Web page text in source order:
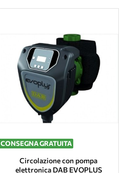
CONSEGNA GRATUITA
Circolazione con pompa
elettronica DAB EVOPLUS